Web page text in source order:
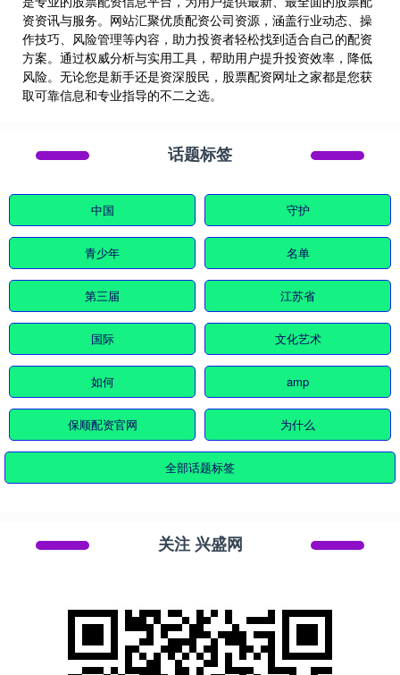
资资讯与服务。网站汇聚优质配资公司资源，涵盖行业动态、操
作技巧、风险管理等内容，助力投资者轻松找到适合自己的配资
方案。通过权威分析与实用工具，帮助用户提升投资效率，降低
风险。无论您是新手还是资深股民，股票配资网址之家都是您获
取可靠信息和专业指导的不二之选。
话题标签
中国 守护
青少年 名单
第三届 江苏省
国际 文化艺术
如何 amp
保顺配资官网 为什么
全部话题标签
关注 兴盛网